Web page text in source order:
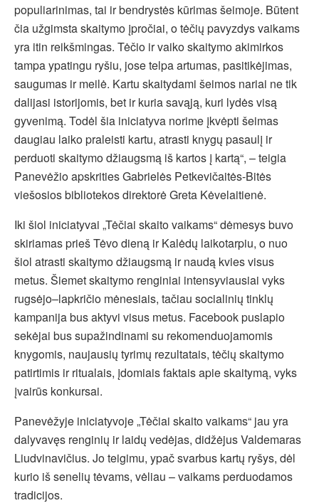
populiarinimas, tai ir bendrystės kūrimas šeimoje. Būtent
čia užgimsta skaitymo įpročiai, o tėčių pavyzdys vaikams
yra itin reikšmingas. Tėčio ir vaiko skaitymo akimirkos
tampa ypatingu ryšiu, jose telpa artumas, pasitikėjimas,
saugumas ir meilė. Kartu skaitydami šeimos nariai ne tik
dalijasi istorijomis, bet ir kuria savąją, kuri lydės visą
gyvenimą. Todėl šia iniciatyva norime įkvėpti šeimas
daugiau laiko praleisti kartu, atrasti knygų pasaulį ir
perduoti skaitymo džiaugsmą iš kartos į kartą“, – teigia
Panevėžio apskrities Gabrielės Petkevičaitės-Bitės
viešosios bibliotekos direktorė Greta Kėvelaitienė.
Iki šiol iniciatyvai „Tėčiai skaito vaikams“ dėmesys buvo
skiriamas prieš Tėvo dieną ir Kalėdų laikotarpiu, o nuo
šiol atrasti skaitymo džiaugsmą ir naudą kvies visus
metus. Šiemet skaitymo renginiai intensyviausiai vyks
rugsėjo–lapkričio mėnesiais, tačiau socialinių tinklų
kampanija bus aktyvi visus metus. Facebook puslapio
sekėjai bus supažindinami su rekomenduojamomis
knygomis, naujausių tyrimų rezultatais, tėčių skaitymo
patirtimis ir ritualais, įdomiais faktais apie skaitymą, vyks
įvairūs konkursai.
Panevėžyje iniciatyvoje „Tėčiai skaito vaikams“ jau yra
dalyvavęs renginių ir laidų vedėjas, didžėjus Valdemaras
Liudvinavičius. Jo teigimu, ypač svarbus kartų ryšys, dėl
kurio iš senelių tėvams, vėliau – vaikams perduodamos
tradicijos.